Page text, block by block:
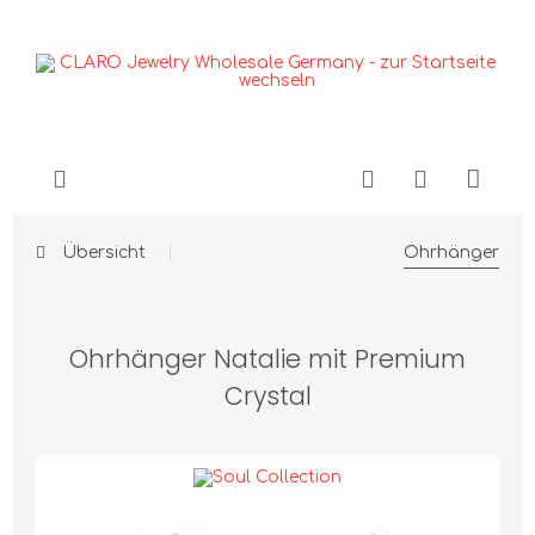
Übersicht Ohrhänger
Ohrhänger Natalie mit Premium
Crystal